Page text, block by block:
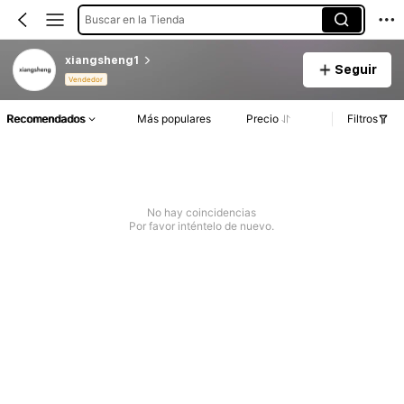
Buscar en la Tienda
xiangsheng1
Vendedor
Seguir
Recomendados Más populares Precio Filtros
No hay coincidencias
Por favor inténtelo de nuevo.